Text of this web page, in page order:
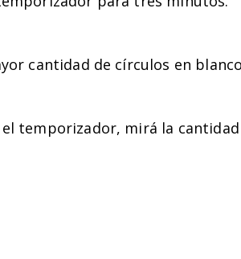
cantidad de círculos en
el temporizador, mirá la